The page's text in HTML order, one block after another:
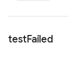
testFailed